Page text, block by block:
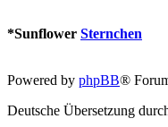
*Sunflower Sternchen
Powered by phpBB®
Deutsche Übersetzung